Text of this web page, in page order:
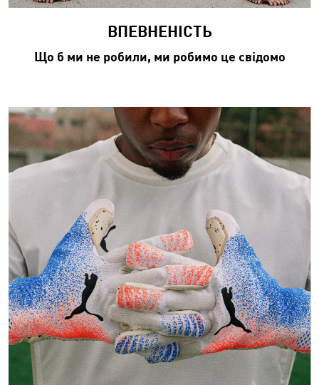
ВПЕВНЕНІСТЬ​
Що б ми не робили, ми робимо це свідомо